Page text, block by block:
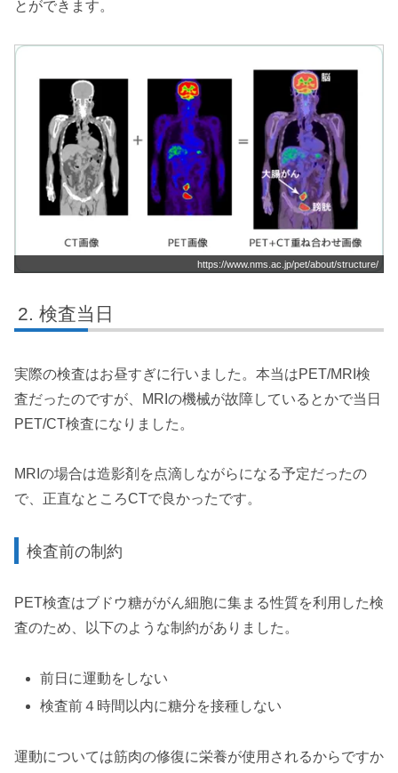
とができます。
https://www.nms.ac.jp/pet/about/structure/
検査当日
実際の検査はお昼すぎに行いました。本当はPET/MRI検
査だったのですが、MRIの機械が故障しているとかで当日
PET/CT検査になりました。
MRIの場合は造影剤を点滴しながらになる予定だったの
で、正直なところCTで良かったです。
検査前の制約
PET検査はブドウ糖ががん細胞に集まる性質を利用した検
査のため、以下のような制約がありました。
前日に運動をしない
検査前４時間以内に糖分を接種しない
運動については筋肉の修復に栄養が使用されるからですか